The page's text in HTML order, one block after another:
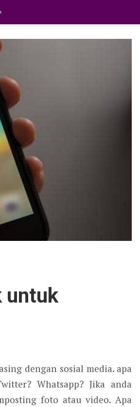
untuk
dengan sosial media. apa
Whatsapp? Jika anda
foto atau video. Apa